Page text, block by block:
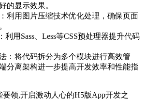
的显示效果。
利用图片压缩技术优化处理，确保页面
利用Sass、Less等CSS预处理器提升代码
：将代码拆分为多个模块进行高效管
分离架构进一步提高开发效率和性能指
领,开启激动人心的H5版App开发之